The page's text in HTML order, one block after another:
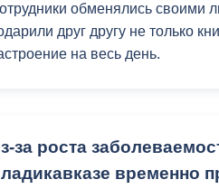
обменялись своими
друг другу не только
на весь день.
многих наших мероприятиях
за роста
временно